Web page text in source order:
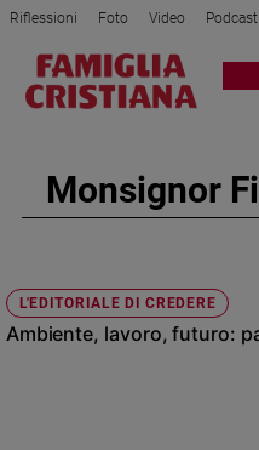
Attualità
Politica
Mondo
e
giustizia
Riflessioni Foto Video Podcast
Privacy Policy Chi siamo
Registrati Redazione
Monsignor
L'EDITORIALE DI CREDERE
Ambiente, lavoro, futuro: